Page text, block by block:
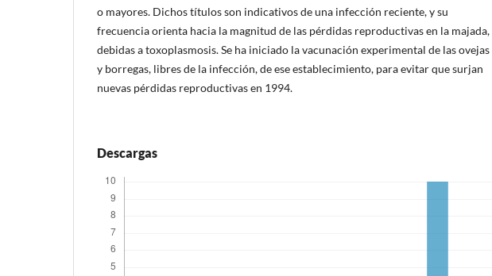
o mayores. Dichos títulos son indicativos de una infección reciente, y su
frecuencia orienta hacia la magnitud de las pérdidas reproductivas en la majada,
debidas a toxoplasmosis. Se ha iniciado la vacunación experimental de las ovejas
y borregas, libres de la infección, de ese establecimiento, para evitar que surjan
nuevas pérdidas reproductivas en 1994.
Descargas